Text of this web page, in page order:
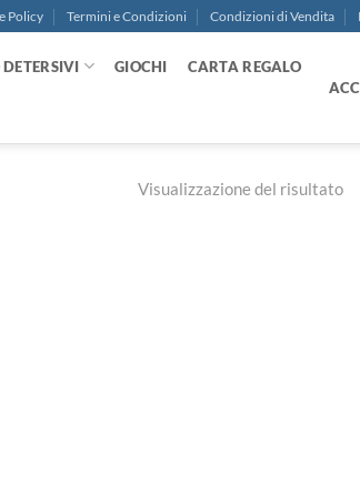
Policy Termini e Condizioni Condizioni di Vendita
DETERSIVI GIOCHI CARTA REGALO
Visualizzazione del risultato